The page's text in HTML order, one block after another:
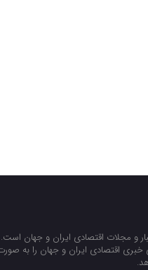
و مجلات اقتصادی ایران و جهان است.
خبری اقتصادی ایران و جهان را به